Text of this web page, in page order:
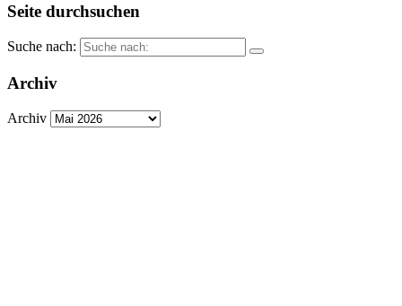
Seite durchsuchen
Suche nach:
Archiv
Archiv